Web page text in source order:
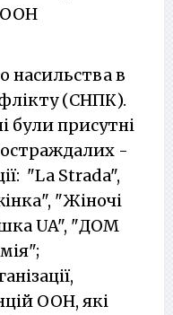
ООН
насильства в
(СНПК).
були присутні
-
"La Strada",
"Жіночі
UA", "ДОМ
ООН, які